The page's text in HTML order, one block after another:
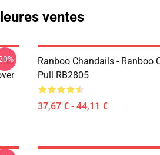
ventes
Ranboo Chandails - Ranboo
Pull RB2805
37,67 € - 44,11 €